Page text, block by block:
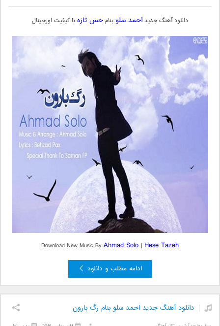
دانلود آهنگ جدید احمد سلوبنامحس تازهبا کیفیت اورجینال
Download New Music ByAhmad Solo | Hese Tazeh
ادامه مطلب و دانلود
دانلود آهنگ جدید احمد سلو بنام رگ بارون